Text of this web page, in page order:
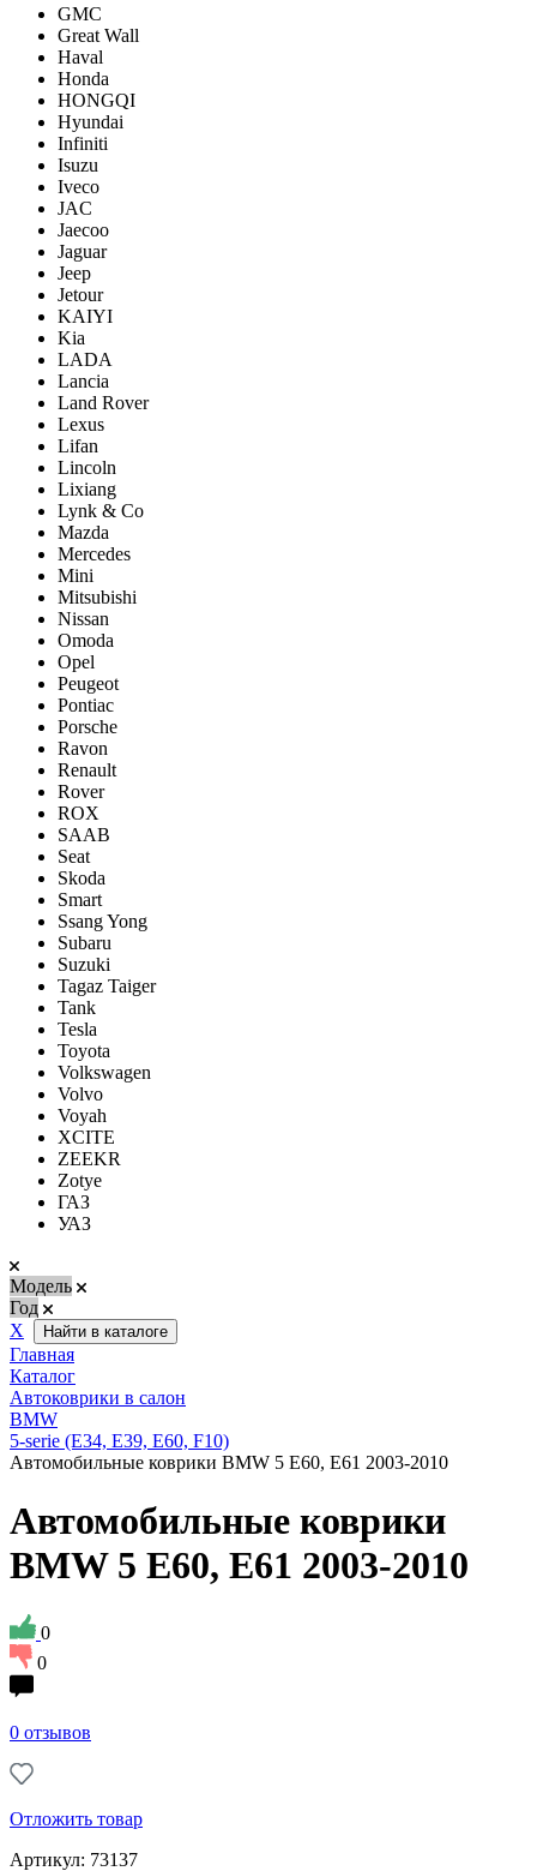
GMC
Great Wall
Haval
Honda
HONGQI
Hyundai
Infiniti
Isuzu
Iveco
JAC
Jaecoo
Jaguar
Jeep
Jetour
KAIYI
Kia
LADA
Lancia
Land Rover
Lexus
Lifan
Lincoln
Lixiang
Lynk & Co
Mazda
Mercedes
Mini
Mitsubishi
Nissan
Omoda
Opel
Peugeot
Pontiac
Porsсhe
Ravon
Renault
Rover
ROX
SAAB
Seat
Skoda
Smart
Ssang Yong
Subaru
Suzuki
Tagaz Taiger
Tank
Tesla
Toyota
Volkswagen
Volvo
Voyah
XCITE
ZEEKR
Zotye
ГАЗ
УАЗ
Модель
Год
Х
Найти в каталоге
Главная
Каталог
Автоковрики в салон
BMW
5-serie (Е34, Е39, E60, F10)
Автомобильные коврики BMW 5 E60, E61 2003-2010
Автомобильные коврики
BMW 5 E60, E61 2003-2010
0
0
0 отзывов
Отложить товар
Артикул: 73137